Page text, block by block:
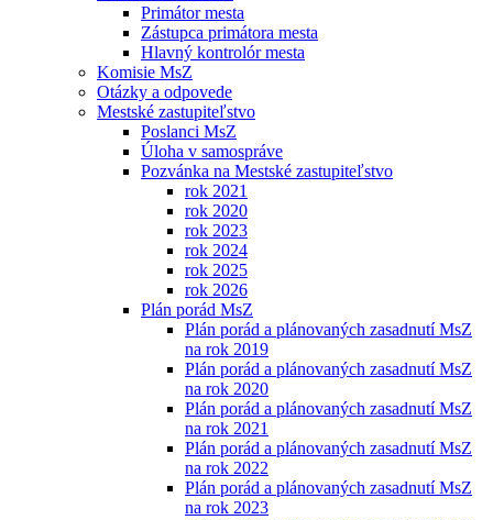
Primátor mesta
Zástupca primátora mesta
Hlavný kontrolór mesta
Komisie MsZ
Otázky a odpovede
Mestské zastupiteľstvo
Poslanci MsZ
Úloha v samospráve
Pozvánka na Mestské zastupiteľstvo
rok 2021
rok 2020
rok 2023
rok 2024
rok 2025
rok 2026
Plán porád MsZ
Plán porád a plánovaných zasadnutí MsZ
na rok 2019
Plán porád a plánovaných zasadnutí MsZ
na rok 2020
Plán porád a plánovaných zasadnutí MsZ
na rok 2021
Plán porád a plánovaných zasadnutí MsZ
na rok 2022
Plán porád a plánovaných zasadnutí MsZ
na rok 2023